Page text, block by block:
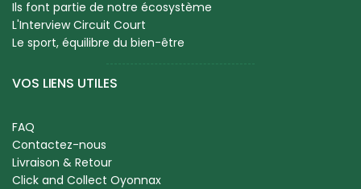
Ils font partie de notre écosystème
L'Interview Circuit Court
Le sport, équilibre du bien-être
VOS LIENS UTILES
FAQ
Contactez-nous
Livraison & Retour
Click and Collect Oyonnax